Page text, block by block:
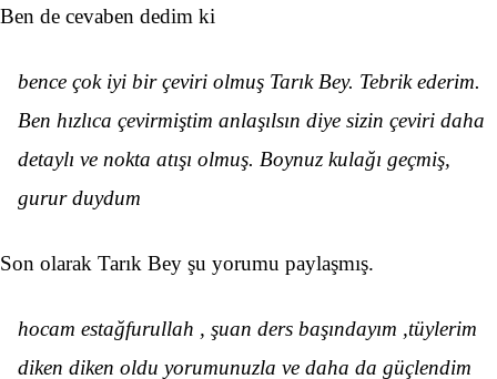
Ben de cevaben dedim ki
bence çok iyi bir çeviri olmuş Tarık Bey. Tebrik ederim.
Ben hızlıca çevirmiştim anlaşılsın diye sizin çeviri daha
detaylı ve nokta atışı olmuş. Boynuz kulağı geçmiş,
gurur duydum
Son olarak Tarık Bey şu yorumu paylaşmış.
hocam estağfurullah , şuan ders başındayım ,tüylerim
diken diken oldu yorumunuzla ve daha da güçlendim